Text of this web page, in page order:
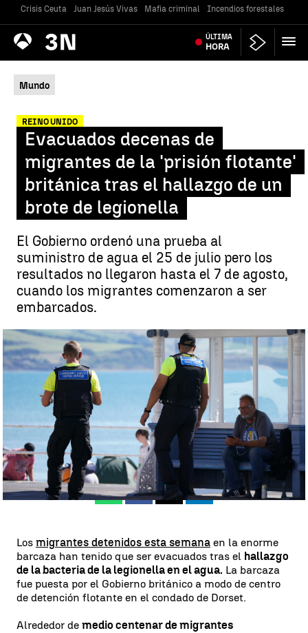
Crisis Ceuta Juan Jesús Vivas Mafia criminal Incendios forestales
Antena
3 Noticias ÚLTIMA
HORA
Mundo
REINO UNIDO
Evacuados decenas de
migrantes de la 'prisión flotante'
británica tras el hallazgo de un
brote de legionella
El Gobierno ordenó una prueba al
suministro de agua el 25 de julio pero los
resultados no llegaron hasta el 7 de agosto,
cuando los migrantes comenzaron a ser
embarcados.
Evacuados decenas de migrantes de la 'prisión flotante' británica
tras el hallazgo de un brote de legionella |Europa Press
Pedro Jiménez
Publicado:11 de agosto de 2023, 19:12
WhatsappFacebook
X Linkedin
Los migrantes detenidos esta semana en la enorme
barcaza han tenido que ser evacuados tras el hallazgo
de la bacteria de la legionella en el agua. La barcaza
fue puesta por el Gobierno británico a modo de centro
de detención flotante en el condado de Dorset.
Alrededor de medio centenar de migrantes